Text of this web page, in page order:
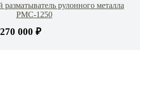
рулонного металла
РМС-1250
270 000 ₽